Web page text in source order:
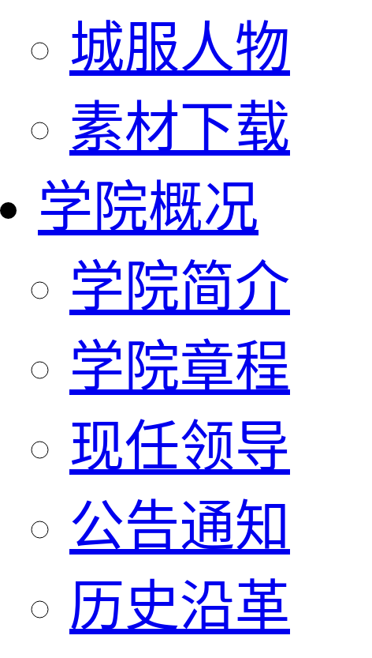
城服人物
素材下载
学院概况
学院简介
学院章程
现任领导
公告通知
历史沿革